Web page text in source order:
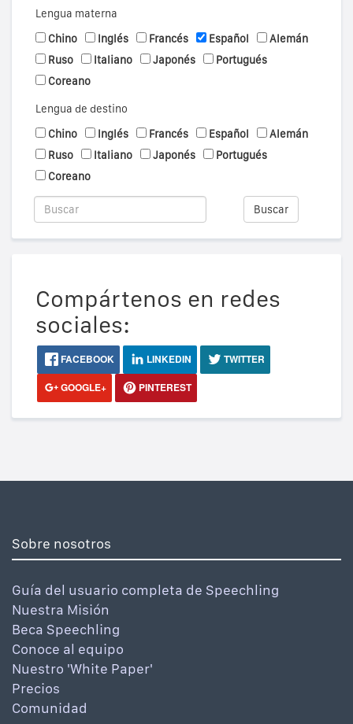
Lengua materna
Chino
Inglés Francés Español
Alemán
Ruso
Italiano Japonés
Portugués
Coreano
Lengua de destino
Chino
Inglés Francés Español
Alemán
Ruso
Italiano Japonés
Portugués
Coreano
Buscar
Compártenos en redes
sociales:
FACEBOOK LINKEDIN
TWITTER
GOOGLE+
PINTEREST
Sobre nosotros
Guía del usuario completa de Speechling
Nuestra Misión
Beca Speechling
Conoce al equipo
Nuestro 'White Paper'
Precios
Comunidad